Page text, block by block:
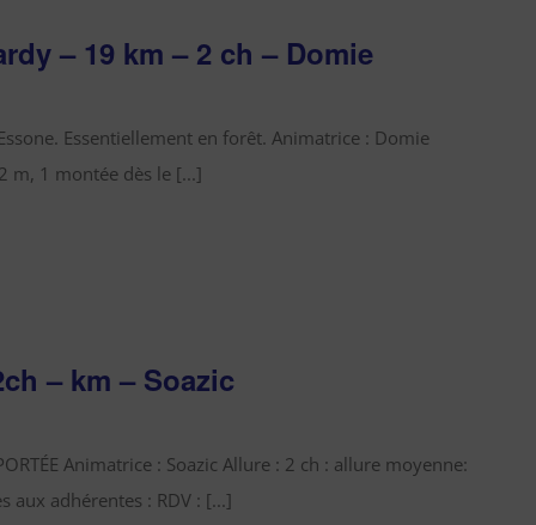
– 19 km – 2 ch – Domie
Essentiellement en forêt. Animatrice : Domie
m, 1 montée dès le [...]
– km – Soazic
Animatrice : Soazic Allure : 2 ch : allure moyenne:
adhérentes : RDV : [...]